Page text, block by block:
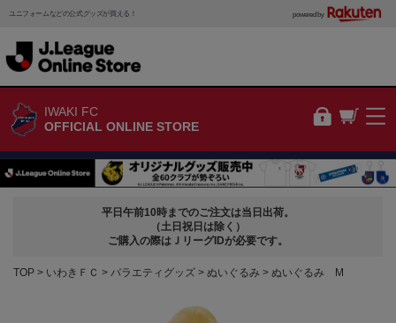
ユニフォームなどの公式グッズが買える！ powered by
IWAKI FC
OFFICIAL ONLINE STORE
平日午前10時までのご注文は当日出荷。
（土日祝日は除く）
ご購入の際はＪリーグIDが必要です。
TOP いわきＦＣ バラエティグッズ ぬいぐるみ ぬいぐるみ M